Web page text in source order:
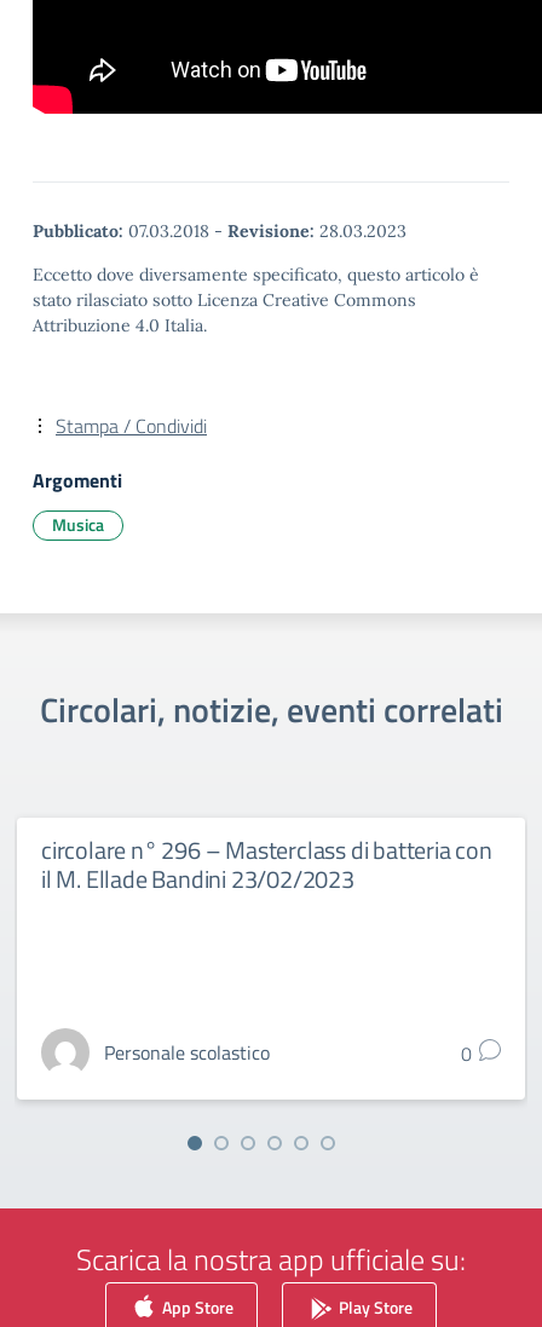
Pubblicato: 07.03.2018 - Revisione: 28.03.2023
Eccetto dove diversamente specificato, questo articolo è
stato rilasciato sotto Licenza Creative Commons
Attribuzione 4.0 Italia.
Stampa / Condividi
Argomenti
Musica
Circolari, notizie, eventi correlati
circolare n° 296 – Masterclass di batteria con
il M. Ellade Bandini 23/02/2023
Personale scolastico 0
Scarica la nostra app ufficiale su:
App Store Play Store